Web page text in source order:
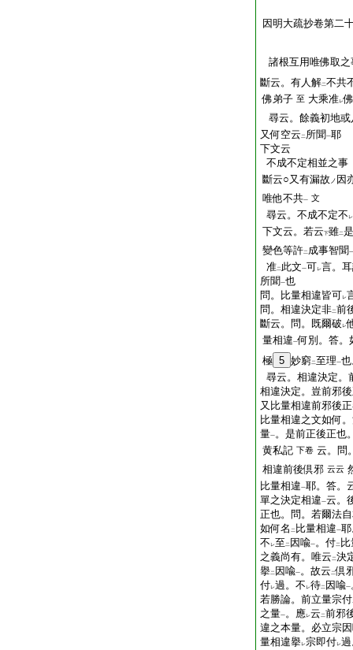
因明大疏抄卷第二
諸根互用唯佛取之
斷云。有人解二不共
佛弟子 至 大乘准レ
尋云。餘義初地或
又何空云 二 所聞一耶
下文云
不成不定相並之事
斷云○又有漏故 ノ 因
唯他不共一 文
尋云。不成不定不 レ
下文云。若云下雖二
變色等許二 成事智聞一
准二 此文一可レ言。
所聞一也
問。比量相違皆可レ
問。相違決定非二前
斷云。問。既爾破 レ
量相違一何別。答。
極 5 妙窮二至理一
尋云。相違決定。
相違決定。豈前邪
又比量相違前邪後
比量相違之文如何
量一。是前正後正也
黄私記 下卷 云。問
相違前後倶邪 云云
比量相違一耶。答。
單之決定相違一云。
正也。問。若爾法
如何名 二 比量相違一
不 レ至 二 因喩一。付二
之義尚有。唯云 二決
擧二 因喩一。故云 二倶
付レ過。不 レ待二 因喩一
若勝論。前立量宗付
之量一。應レ云 二前邪
違之本量。必立宗
量相違擧レ宗即付レ